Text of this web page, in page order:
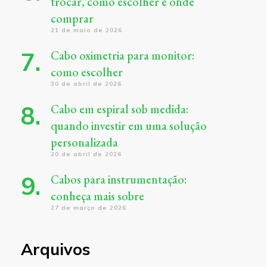
comprar
21 de maio de 2026
Cabo oximetria para monitor:
como escolher
30 de abril de 2026
Cabo em espiral sob medida:
quando investir em uma solução
personalizada
20 de abril de 2026
Cabos para instrumentação:
conheça mais sobre
27 de março de 2026
Arquivos